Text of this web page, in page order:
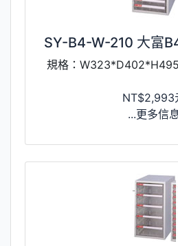
SY-B4-W-210 大富
規格：
NT$2,993
...更多信